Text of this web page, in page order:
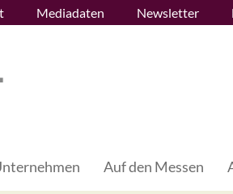
Mediadaten Newsletter
Auf den Messen